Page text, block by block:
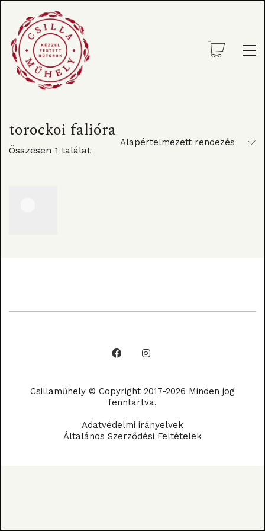
torockoi falióra
Összesen 1 találat
Alapértelmezett rendezés
Csillaműhely © Copyright 2017-2026 Minden jog
fenntartva.
Adatvédelmi irányelvek
Általános Szerződési Feltételek